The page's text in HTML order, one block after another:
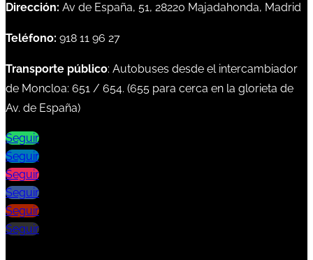
Dirección: Av de España, 51, 28220 Majadahonda, Madrid
Teléfono: 918 11 96 27
Transporte público: Autobuses desde el intercambiador
de Moncloa: 651 / 654. (655 para cerca en la glorieta de
Av. de España)
Seguir
Seguir
Seguir
Seguir
Seguir
Seguir